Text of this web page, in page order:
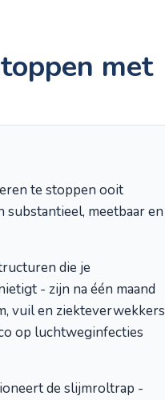
met
te stoppen ooit
meetbaar en
die je
- zijn na één maand
vuil en ziekteverwekkers
op luchtweginfecties
de slijmroltrap -